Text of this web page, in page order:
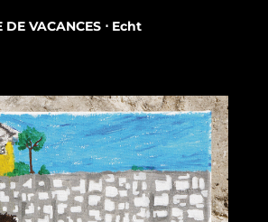
DE VACANCES ⋅ Echt